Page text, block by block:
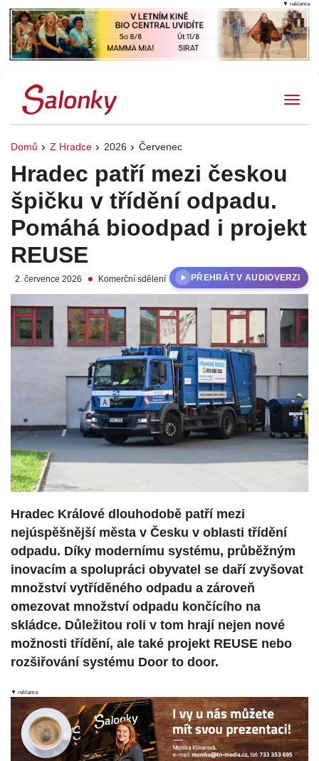
Domů Z Hradce 2026 Červenec
Hradec patří mezi českou
špičku v třídění odpadu.
Pomáhá bioodpad i projekt
REUSE
2. července 2026 Komerční sdělení PŘEHRÁT V AUDIOVERZI
Hradec Králové dlouhodobě patří mezi
nejúspěšnější města v Česku v oblasti třídění
odpadu. Díky modernímu systému, průběžným
inovacím a spolupráci obyvatel se daří zvyšovat
množství vytříděného odpadu a zároveň
omezovat množství odpadu končícího na
skládce. Důležitou roli v tom hrají nejen nové
možnosti třídění, ale také projekt REUSE nebo
rozšiřování systému Door to door.
▼ reklama
▼ reklama